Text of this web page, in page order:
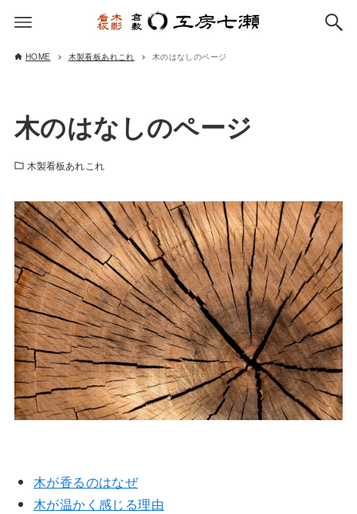
HOME 木製看板あれこれ 木のはなしのページ
木のはなしのページ
木製看板あれこれ
木が香るのはなぜ
木が温かく感じる理由